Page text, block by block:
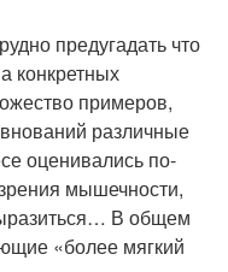
предугадать что
конкретных
примеров,
различные
оценивались по-
мышечности,
В общем
«более мягкий